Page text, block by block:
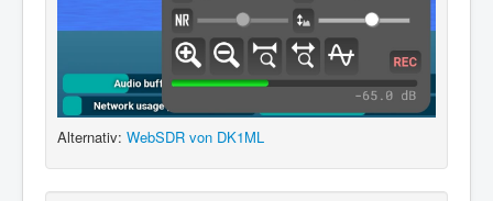
Alternativ: WebSDR von DK1ML